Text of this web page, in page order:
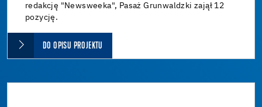
redakcję "Newsweeka", Pasaż Grunwaldzki zajął 12
pozycję.
DO OPISU PROJEKTU